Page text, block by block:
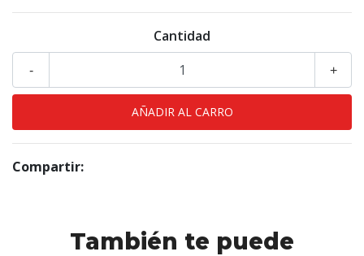
Cantidad
+
-
Compartir:
También te puede